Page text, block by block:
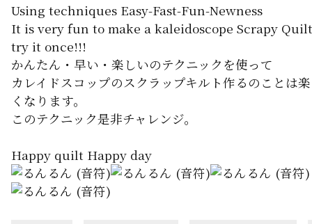
Using techniques Easy-Fast-Fun-Newness
It is very fun to make a kaleidoscope Scrapy Quilt
try it once!!!
かんたん・早い・楽しいのテクニックを使って
カレイドスコップのスクラップキルト作るのことは
くなります。
このテクニック是非チャレンジ。
Happy quilt Happy day